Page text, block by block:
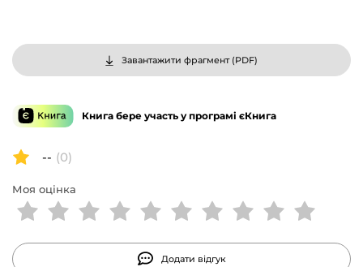
Завантажити фрагмент (PDF)
Книга бере участь у програмі єКнига
-- (0)
Моя оцінка
Додати відгук